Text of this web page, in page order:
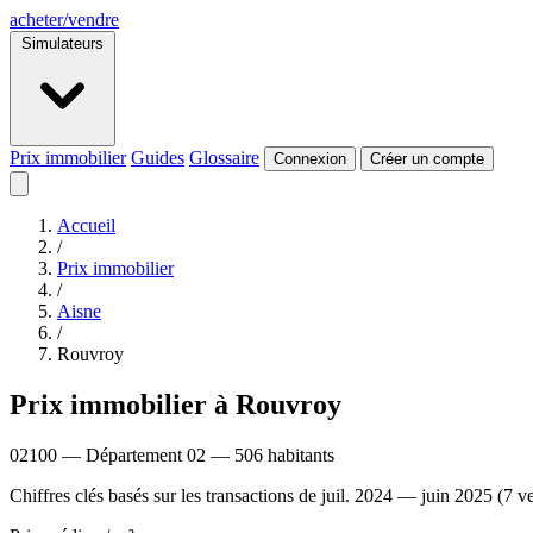
acheter/vendre
Simulateurs
Prix immobilier Guides Glossaire Connexion Créer un compte
Accueil
/
Prix immobilier
/
Aisne
/
Rouvroy
Prix immobilier à Rouvroy
02100 — Département 02 — 506 habitants
Chiffres clés basés sur les transactions de juil. 2024 — juin 2025 (7